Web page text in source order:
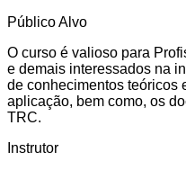
Público Alvo
O curso é valioso para
e demais interessados na
de conhecimentos teóricos
aplicação, bem como, os
TRC.
Instrutor